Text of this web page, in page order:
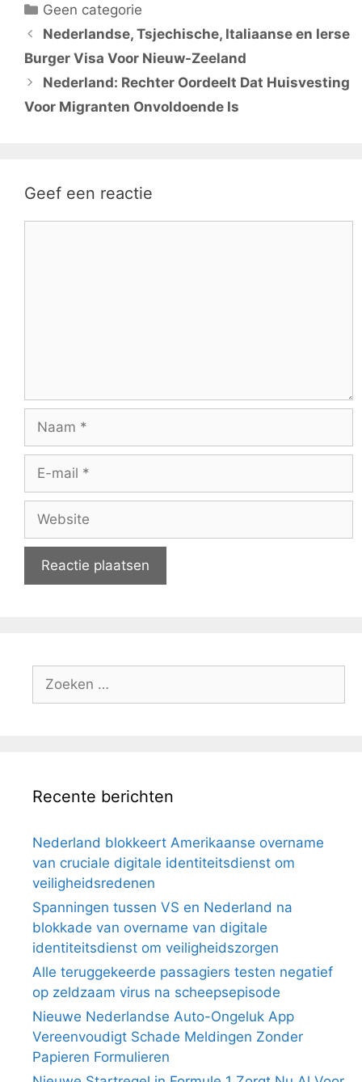
Categorieën
Geen categorie
Nederlandse, Tsjechische, Italiaanse en Ierse
Burger Visa Voor Nieuw-Zeeland
Nederland: Rechter Oordeelt Dat Huisvesting
Voor Migranten Onvoldoende Is
Geef een reactie
mail
naar:
Recente berichten
Nederland blokkeert Amerikaanse overname
van cruciale digitale identiteitsdienst om
veiligheidsredenen
Spanningen tussen VS en Nederland na
blokkade van overname van digitale
identiteitsdienst om veiligheidszorgen
Alle teruggekeerde passagiers testen negatief
op zeldzaam virus na scheepsepisode
Nieuwe Nederlandse Auto-Ongeluk App
Vereenvoudigt Schade Meldingen Zonder
Papieren Formulieren